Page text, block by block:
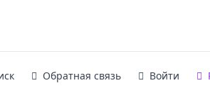
Обратная связь Войти